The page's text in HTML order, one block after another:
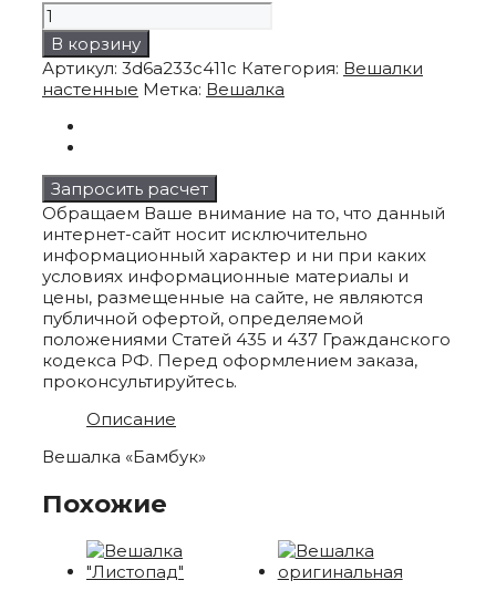
Количество
товара
Вешалка
"Бамбук"
В корзину
Артикул: 3d6a233c411c Категория: Вешалки
настенные Метка: Вешалка
Запросить расчет
Обращаем Ваше внимание на то, что данный
интернет-сайт носит исключительно
информационный характер и ни при каких
условиях информационные материалы и
цены, размещенные на сайте, не являются
публичной офертой, определяемой
положениями Статей 435 и 437 Гражданского
кодекса РФ. Перед оформлением заказа,
проконсультируйтесь.
Описание
Вешалка «Бамбук»
Похожие